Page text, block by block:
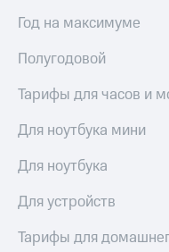
Год на максимуме
Полугодовой
Тарифы для часов и
Для ноутбука мини
Для ноутбука
Для устройств
Тарифы для